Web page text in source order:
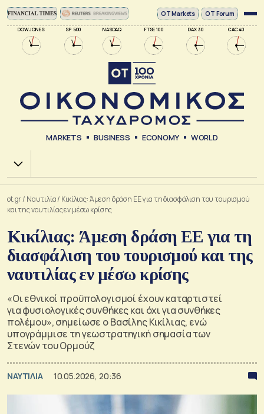
DOW JONES SP 500 NASDAQ FTSE 100 DAX 30 CAC 40
ΟΤ Markets OT Forum
MARKETS BUSINESS ECONOMY WORLD
Χ.Α.
ot.gr/ Ναυτιλία/ Κικίλιας: Άμεση δράση ΕΕ για τη διασφάλιση του τουρισμού
και της ναυτιλίας εν μέσω κρίσης
Κικίλιας: Άμεση δράση ΕΕ για τη
διασφάλιση του τουρισμού και της
ναυτιλίας εν μέσω κρίσης
«Οι εθνικοί προϋπολογισμοί έχουν καταρτιστεί
για φυσιολογικές συνθήκες και όχι για συνθήκες
πολέμου», σημείωσε ο Βασίλης Κικίλιας, ενώ
υπογράμμισε τη γεωστρατηγική σημασία των
Στενών του Ορμούζ
ΝΑΥΤΙΛΙΑ 10.05.2026, 20:36